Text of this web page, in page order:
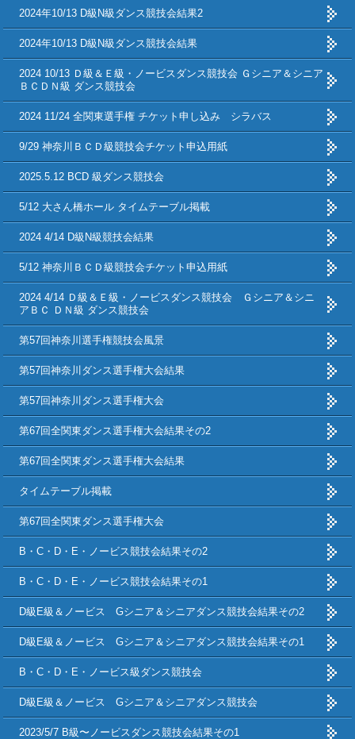
2024年10/13 D級N級ダンス競技会結果2
2024年10/13 D級N級ダンス競技会結果
2024 10/13 Ｄ級＆Ｅ級・ノービスダンス競技会 Ｇシニア＆シニア
ＢＣＤＮ級 ダンス競技会
2024 11/24 全関東選手権 チケット申し込み シラバス
9/29 神奈川ＢＣＤ級競技会チケット申込用紙
2025.5.12 BCD 級ダンス競技会
5/12 大さん橋ホール タイムテーブル掲載
2024 4/14 D級N級競技会結果
5/12 神奈川ＢＣＤ級競技会チケット申込用紙
2024 4/14 Ｄ級＆Ｅ級・ノービスダンス競技会 Ｇシニア＆シニ
アＢＣ ＤＮ級 ダンス競技会
第57回神奈川選手権競技会風景
第57回神奈川ダンス選手権大会結果
第57回神奈川ダンス選手権大会
第67回全関東ダンス選手権大会結果その2
第67回全関東ダンス選手権大会結果
タイムテーブル掲載
第67回全関東ダンス選手権大会
B・C・D・E・ノービス競技会結果その2
B・C・D・E・ノービス競技会結果その1
D級E級＆ノービス Gシニア＆シニアダンス競技会結果その2
D級E級＆ノービス Gシニア＆シニアダンス競技会結果その1
B・C・D・E・ノービス級ダンス競技会
D級E級＆ノービス Gシニア＆シニアダンス競技会
2023/5/7 B級〜ノービスダンス競技会結果その1